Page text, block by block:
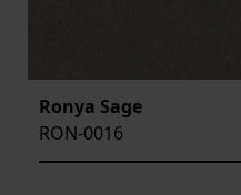
Ronya Sage
RON-0016